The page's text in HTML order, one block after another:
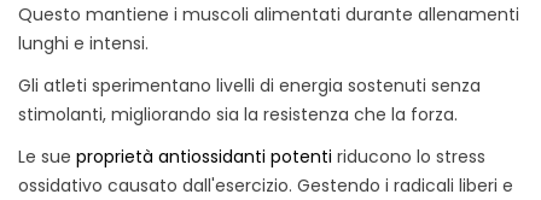
Questo mantiene i muscoli alimentati durante allenamenti
lunghi e intensi.
Gli atleti sperimentano livelli di energia sostenuti senza
stimolanti, migliorando sia la resistenza che la forza.
Le sue proprietà antiossidanti potenti riducono lo stress
ossidativo causato dall'esercizio. Gestendo i radicali liberi e